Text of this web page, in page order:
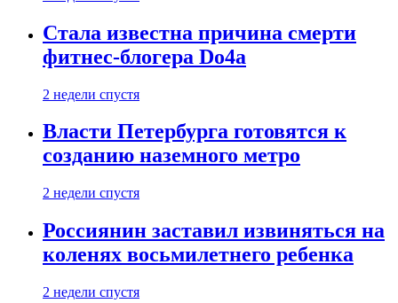
Стала известна причина смерти
фитнес-блогера Do4а
2 недели спустя
Власти Петербурга готовятся к
созданию наземного метро
2 недели спустя
Россиянин заставил извиняться на
коленях восьмилетнего ребенка
2 недели спустя